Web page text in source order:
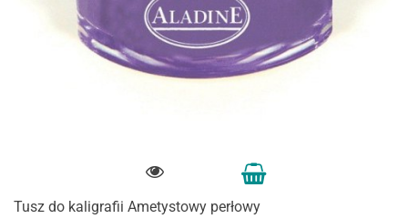
Tusz do kaligrafii Ametystowy perłowy